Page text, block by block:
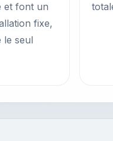
et font un
fixe,
le seul